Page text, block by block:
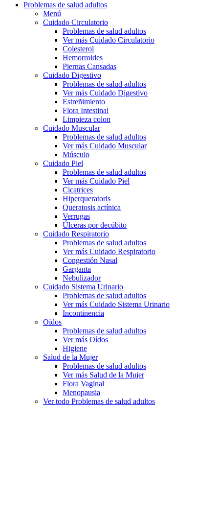
Problemas de salud adultos
Menú
Cuidado Circulatorio
Problemas de salud adultos
Ver más Cuidado Circulatorio
Colesterol
Hemorroides
Piernas Cansadas
Cuidado Digestivo
Problemas de salud adultos
Ver más Cuidado Digestivo
Estreñimiento
Flora Intestinal
Limpieza colon
Cuidado Muscular
Problemas de salud adultos
Ver más Cuidado Muscular
Músculo
Cuidado Piel
Problemas de salud adultos
Ver más Cuidado Piel
Cicatrices
Hiperqueratoris
Queratosis actínica
Verrugas
Úlceras por decúbito
Cuidado Respiratorio
Problemas de salud adultos
Ver más Cuidado Respiratorio
Congestión Nasal
Garganta
Nebulizador
Cuidado Sistema Urinario
Problemas de salud adultos
Ver más Cuidado Sistema Urinario
Incontinencia
Oídos
Problemas de salud adultos
Ver más Oídos
Higiene
Salud de la Mujer
Problemas de salud adultos
Ver más Salud de la Mujer
Flora Vaginal
Menopausia
Ver todo Problemas de salud adultos